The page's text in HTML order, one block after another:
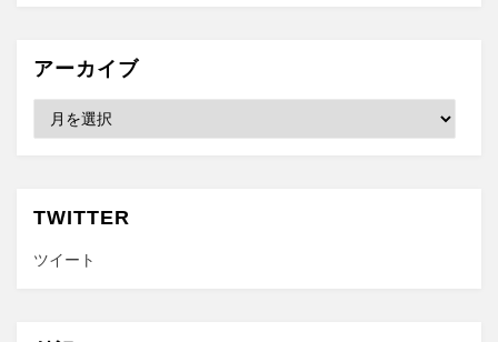
アーカイブ
ブ
TWITTER
ツイート